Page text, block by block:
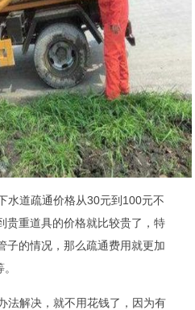
水道疏通价格从30元到100元不
贵重道具的价格就比较贵了，特
子的情况，那么疏通费用就更加
法解决，就不用花钱了，因为有